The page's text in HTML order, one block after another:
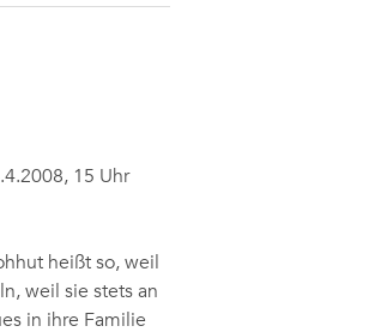
15 Uhr
heißt so, weil
weil sie stets an
in ihre Familie